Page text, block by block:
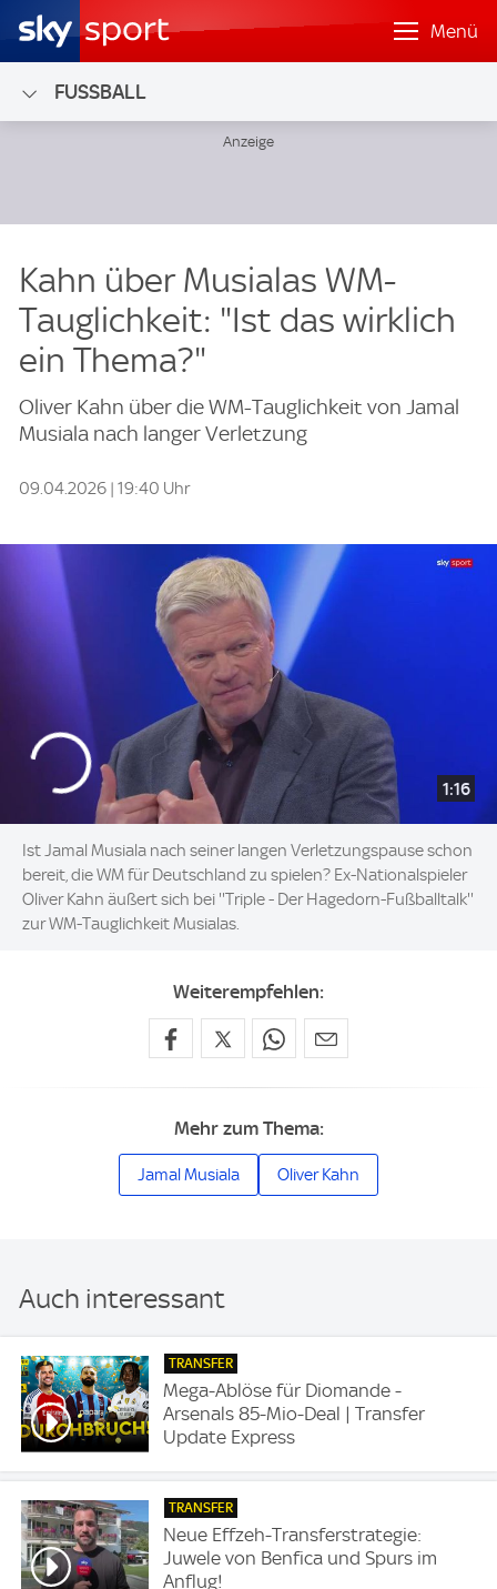
Menü
FUSSBALL
Kahn über Musialas WM-
Tauglichkeit: "Ist das wirklich
ein Thema?"
Oliver Kahn über die WM-Tauglichkeit von Jamal
Musiala nach langer Verletzung
09.04.2026 | 19:40 Uhr
1:16
Ist Jamal Musiala nach seiner langen Verletzungspause schon
bereit, die WM für Deutschland zu spielen? Ex-Nationalspieler
Oliver Kahn äußert sich bei ''Triple - Der Hagedorn-Fußballtalk''
zur WM-Tauglichkeit Musialas.
Weiterempfehlen:
Mehr zum Thema:
Jamal Musiala Oliver Kahn
Auch interessant
TRANSFER
Mega-Ablöse für Diomande -
Arsenals 85-Mio-Deal | Transfer
Update Express
TRANSFER
Neue Effzeh-Transferstrategie:
Juwele von Benfica und Spurs im
Anflug!